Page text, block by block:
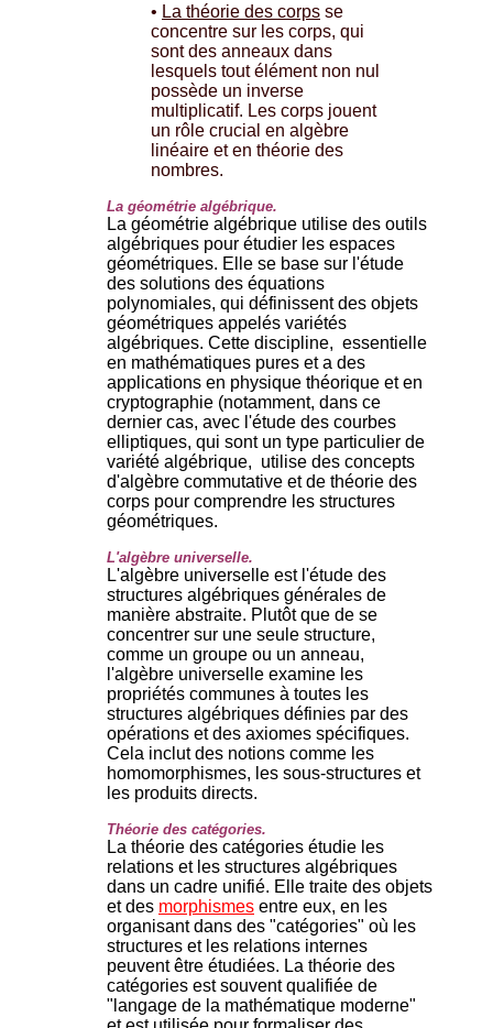
• La théorie des corps se
concentre sur les corps, qui
sont des anneaux dans
lesquels tout élément non nul
possède un inverse
multiplicatif. Les corps jouent
un rôle crucial en algèbre
linéaire et en théorie des
nombres.
La géométrie algébrique.
La géométrie algébrique utilise des outils
algébriques pour étudier les espaces
géométriques. Elle se base sur l'étude
des solutions des équations
polynomiales, qui définissent des objets
géométriques appelés variétés
algébriques. Cette discipline, essentielle
en mathématiques pures et a des
applications en physique théorique et en
cryptographie (notamment, dans ce
dernier cas, avec l'étude des courbes
elliptiques, qui sont un type particulier de
variété algébrique, utilise des concepts
d'algèbre commutative et de théorie des
corps pour comprendre les structures
géométriques.
L'algèbre universelle.
L'algèbre universelle est l'étude des
structures algébriques générales de
manière abstraite. Plutôt que de se
concentrer sur une seule structure,
comme un groupe ou un anneau,
l'algèbre universelle examine les
propriétés communes à toutes les
structures algébriques définies par des
opérations et des axiomes spécifiques.
Cela inclut des notions comme les
homomorphismes, les sous-structures et
les produits directs.
Théorie des catégories.
La théorie des catégories étudie les
relations et les structures algébriques
dans un cadre unifié. Elle traite des objets
et des morphismes entre eux, en les
organisant dans des "catégories" où les
structures et les relations internes
peuvent être étudiées. La théorie des
catégories est souvent qualifiée de
"langage de la mathématique moderne"